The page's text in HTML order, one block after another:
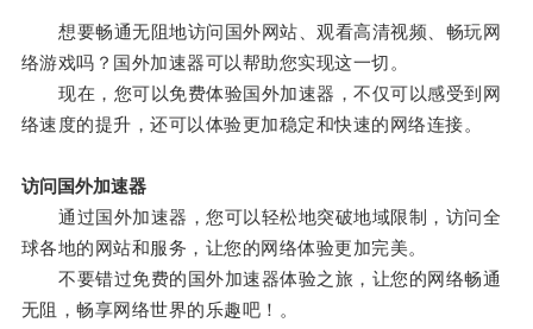
想要畅通无阻地访问国外网站、观看高清视频、畅玩网
络游戏吗？国外加速器可以帮助您实现这一切。
现在，您可以免费体验国外加速器，不仅可以感受到网
络速度的提升，还可以体验更加稳定和快速的网络连接。
访问国外加速器
通过国外加速器，您可以轻松地突破地域限制，访问全
球各地的网站和服务，让您的网络体验更加完美。
不要错过免费的国外加速器体验之旅，让您的网络畅通
无阻，畅享网络世界的乐趣吧！。